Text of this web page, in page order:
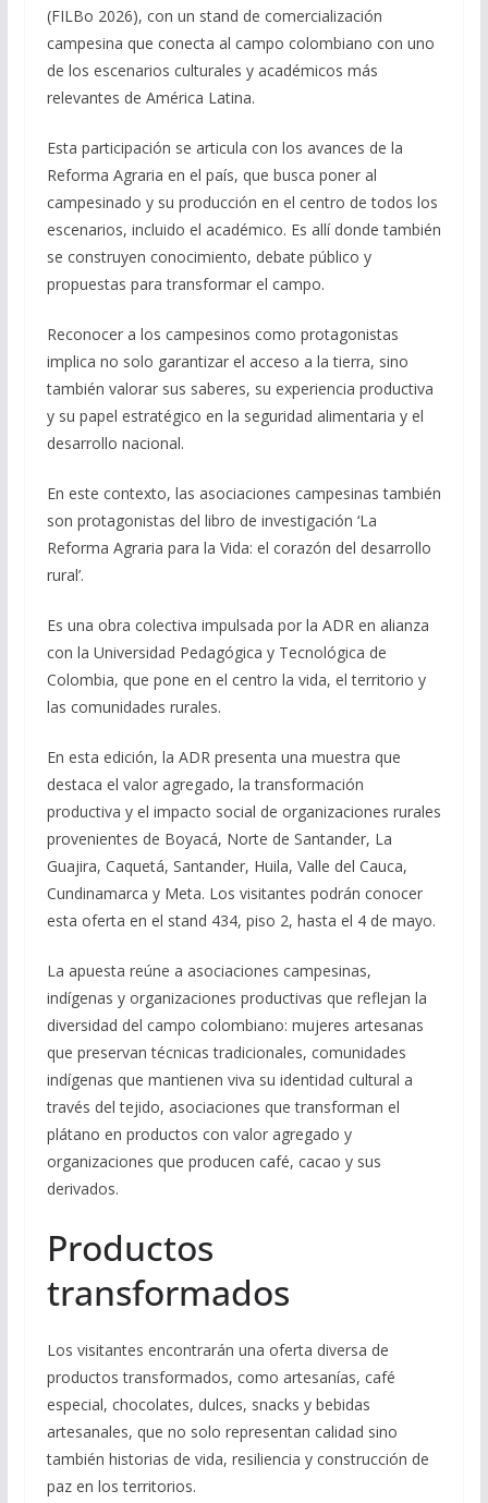
(FILBo 2026), con un stand de comercialización
campesina que conecta al campo colombiano con uno
de los escenarios culturales y académicos más
relevantes de América Latina.
Esta participación se articula con los avances de la
Reforma Agraria en el país, que busca poner al
campesinado y su producción en el centro de todos los
escenarios, incluido el académico. Es allí donde también
se construyen conocimiento, debate público y
propuestas para transformar el campo.
Reconocer a los campesinos como protagonistas
implica no solo garantizar el acceso a la tierra, sino
también valorar sus saberes, su experiencia productiva
y su papel estratégico en la seguridad alimentaria y el
desarrollo nacional.
En este contexto, las asociaciones campesinas también
son protagonistas del libro de investigación ‘La
Reforma Agraria para la Vida: el corazón del desarrollo
rural’.
Es una obra colectiva impulsada por la ADR en alianza
con la Universidad Pedagógica y Tecnológica de
Colombia, que pone en el centro la vida, el territorio y
las comunidades rurales.
En esta edición, la ADR presenta una muestra que
destaca el valor agregado, la transformación
productiva y el impacto social de organizaciones rurales
provenientes de Boyacá, Norte de Santander, La
Guajira, Caquetá, Santander, Huila, Valle del Cauca,
Cundinamarca y Meta. Los visitantes podrán conocer
esta oferta en el stand 434, piso 2, hasta el 4 de mayo.
La apuesta reúne a asociaciones campesinas,
indígenas y organizaciones productivas que reflejan la
diversidad del campo colombiano: mujeres artesanas
que preservan técnicas tradicionales, comunidades
indígenas que mantienen viva su identidad cultural a
través del tejido, asociaciones que transforman el
plátano en productos con valor agregado y
organizaciones que producen café, cacao y sus
derivados.
Productos
transformados
Los visitantes encontrarán una oferta diversa de
productos transformados, como artesanías, café
especial, chocolates, dulces, snacks y bebidas
artesanales, que no solo representan calidad sino
también historias de vida, resiliencia y construcción de
paz en los territorios.